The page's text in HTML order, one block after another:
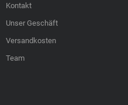
Kontakt
Unser Geschäft
Versandkosten
Team